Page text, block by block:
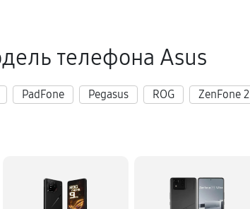
телефона Asus
PadFone Pegasus ROG ZenFone 2